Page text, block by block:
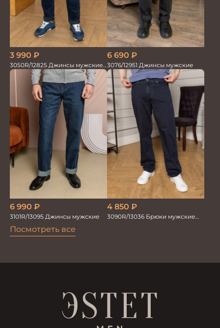
Посмотреть все
3 990 ₽
3050R/12825 Джинсы мужские
т.син
6 690 ₽
3076/12951 Джинсы мужские
6 990 ₽
3101R/13095 Джинсы мужские
4 850 ₽
3090R/13036 Брюки мужские